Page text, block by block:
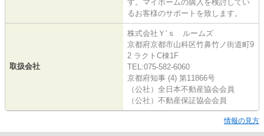
す。マイホームの購入を検討してい
るお客様のサポートを致します。
取扱会社
株式会社Ｙ‘ｓ ルームズ
京都府京都市山科区竹鼻竹ノ街道町9
2 ラクトC棟1F
TEL:075-582-6060
京都府知事 (4) 第11866号
（公社）全日本不動産協会会員
（公社）不動産保証協会会員
情報の見方